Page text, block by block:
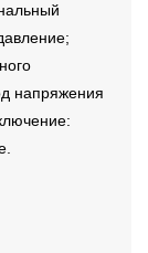
напряжения